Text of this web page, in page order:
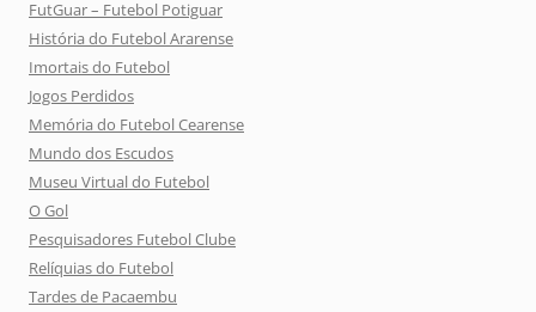
FutGuar – Futebol Potiguar
História do Futebol Ararense
Imortais do Futebol
Jogos Perdidos
Memória do Futebol Cearense
Mundo dos Escudos
Museu Virtual do Futebol
O Gol
Pesquisadores Futebol Clube
Relíquias do Futebol
Tardes de Pacaembu